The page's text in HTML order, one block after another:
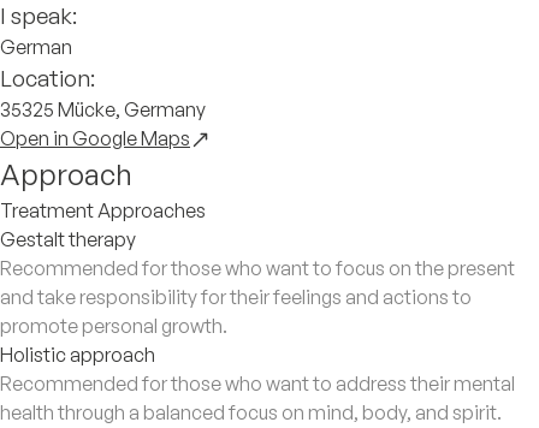
I speak:
German
Location:
35325 Mücke, Germany
Open in Google Maps
Approach
Treatment Approaches
Gestalt therapy
Recommended for those who want to focus on the present
and take responsibility for their feelings and actions to
promote personal growth.
Holistic approach
Recommended for those who want to address their mental
health through a balanced focus on mind, body, and spirit.